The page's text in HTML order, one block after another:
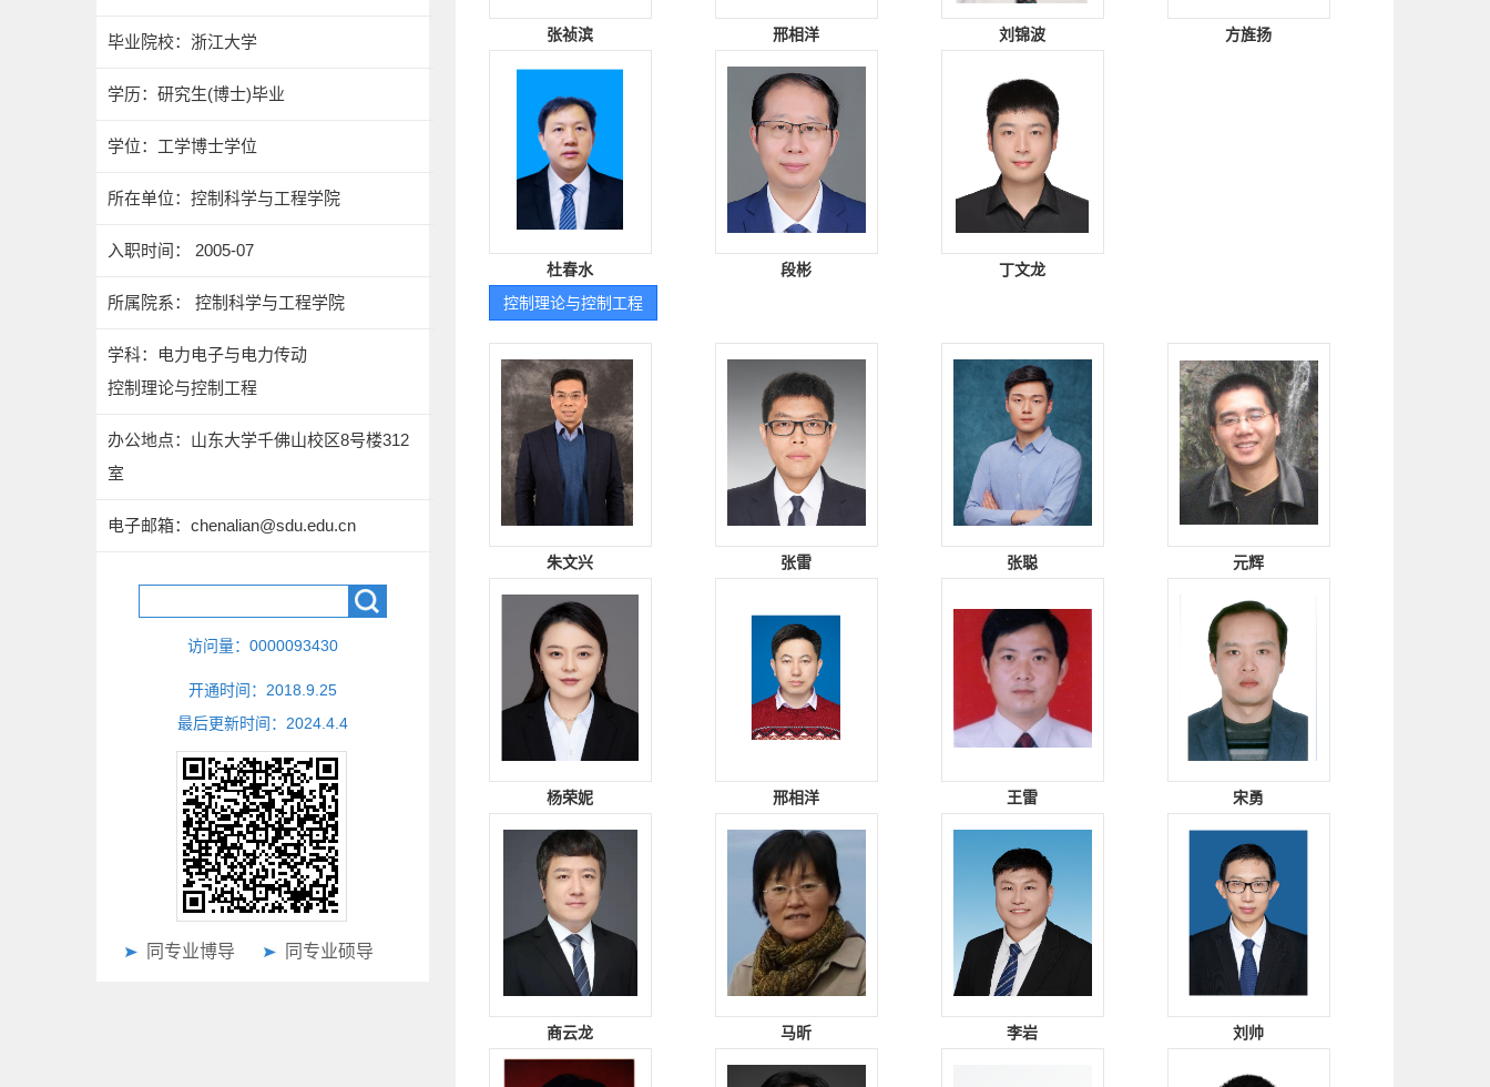
毕业院校：浙江大学
学历：研究生(博士)毕业
学位：工学博士学位
所在单位：控制科学与工程学院
入职时间： 2005-07
所属院系： 控制科学与工程学院
学科：电力电子与电力传动
控制理论与控制工程
办公地点：山东大学千佛山校区8号楼312
室
电子邮箱： chenalian@sdu.edu.cn
访问量： 0000093430
开通时间： 2018 9 25
最后更新时间： 2024 4 4
同专业博导 同专业硕导
张祯滨 邢相洋 刘锦波 方旌扬
杜春水 段彬
丁文龙
控制理论与控制工程
朱文兴 张雷 张聪 元辉
杨荣妮 邢相洋 王雷 宋勇
商云龙 马昕 李岩 刘帅